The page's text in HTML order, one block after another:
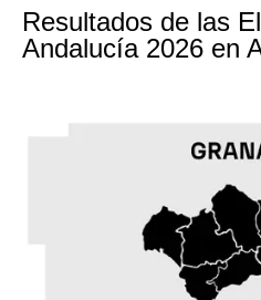
Resultados de las
Andalucía 2026 en